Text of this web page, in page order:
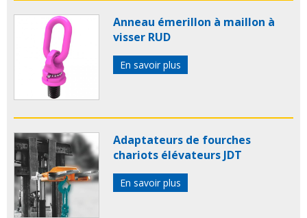
Anneau émerillon à maillon à
visser RUD
En savoir plus
Adaptateurs de fourches
chariots élévateurs JDT
En savoir plus